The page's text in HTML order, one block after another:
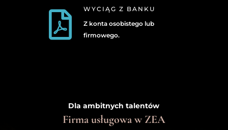

WYCIĄG Z BANKU
Z konta osobistego lub
firmowego.
Dla ambitnych talentów
Firma usługowa w ZEA